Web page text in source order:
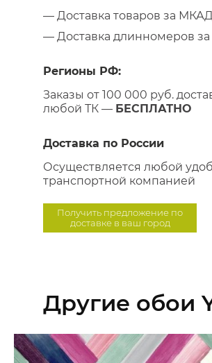
— Доставка товаров за
— Доставка длинномеров
Регионы РФ:
Заказы от 100 000 руб.
любой ТК — БЕСПЛАТНО
Доставка по России
Осуществляется любой
транспортной компанией
Получить предложение по
доставке в ваш город
Другие обои